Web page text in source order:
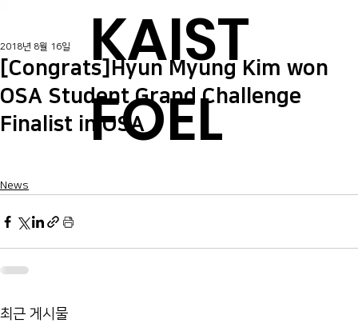
KAIST
FOEL
[Congrats]Hyun Myung Kim won
OSA Student Grand Challenge
Finalist in OSA
2018년 8월 16일
News
최근 게시물